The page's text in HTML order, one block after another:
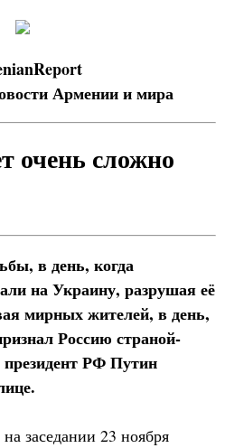
Армении и мира
очень сложно
в день, когда
на Украину, разрушая её
мирных жителей, в день,
Россию страной-
президент РФ Путин
заседании 23 ноября